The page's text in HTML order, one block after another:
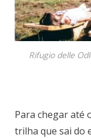
Rifugio delle
Para chegar até
trilha que sai do